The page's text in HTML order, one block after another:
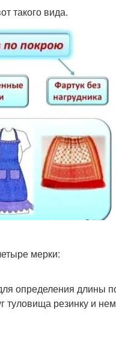
такого вида.
мерки:
определения длины
резинку и